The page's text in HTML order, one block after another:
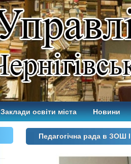
Заклади освіти міста Новини
Педагогічна рада в ЗОШ